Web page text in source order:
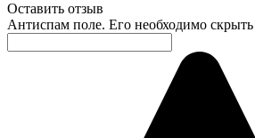
Оставить отзыв
Антиспам поле. Его необходимо скрыть